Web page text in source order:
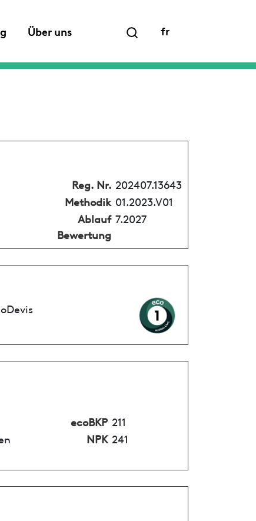
Über uns fr
Reg. Nr. 202407.13643
Methodik 01.2023.V01
Ablauf
Bewertung
7.2027
ecoBKP 211
NPK 241